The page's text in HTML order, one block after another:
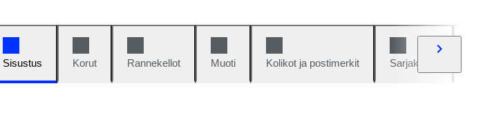
Sisustus Korut Rannekellot Muoti Kolikot ja postimerkit Sarjakuvat